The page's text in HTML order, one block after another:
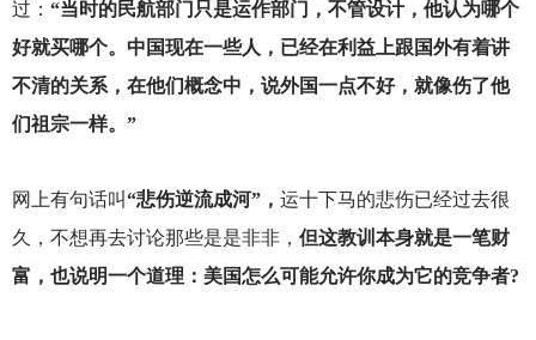
过： “当时的民航部门只是运作部门，不管设计，他认为哪个
好就买哪个。中国现在一些人，已经在利益上跟国外有着讲
不清的关系，在他们概念中，说外国一点不好，就像伤了他
们祖宗一样。”
网上有句话叫“悲伤逆流成河”， 运十下马的悲伤已经过去很
久，不想再去讨论那些是是非非， 但这教训本身就是一笔财
富，也说明一个道理：美国怎么可能允许你成为它的竞争者?